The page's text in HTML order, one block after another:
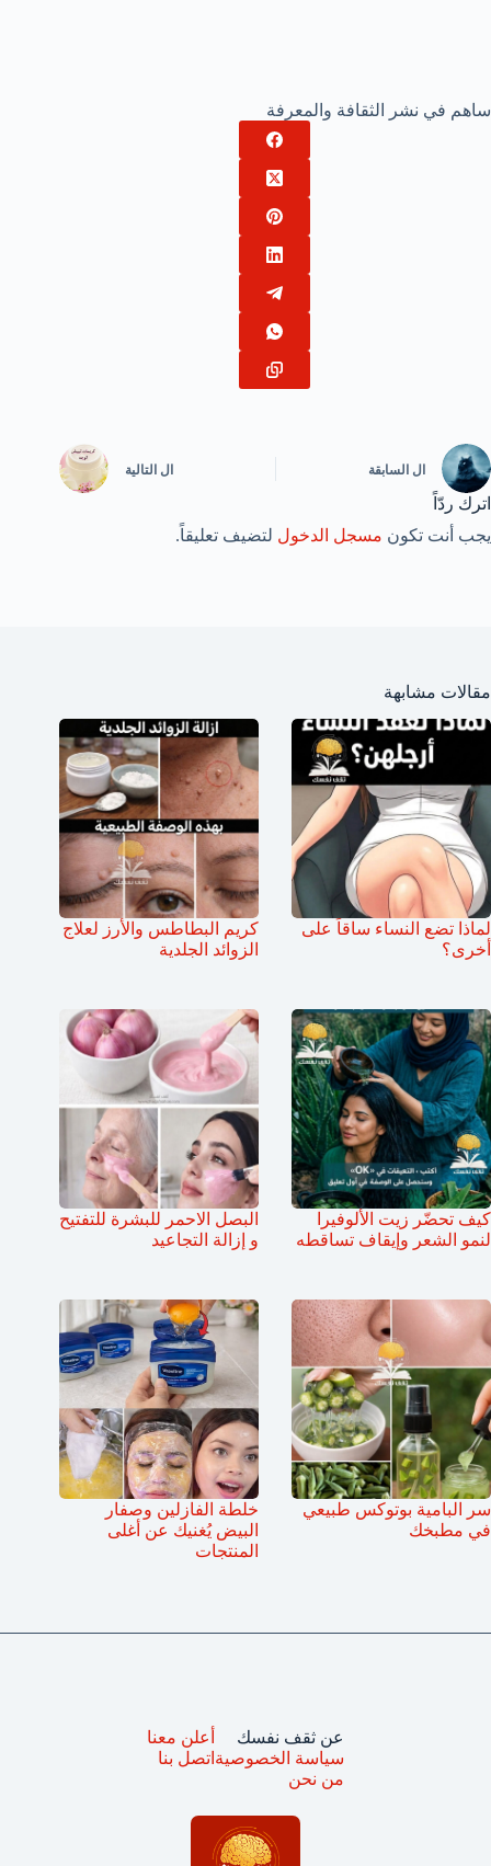
ساهم في نشر الثقافة والمعرفة
ال السابقة ال التالية
اترك ردّاً
يجب أنت تكون مسجل الدخول لتضيف تعليقاً.
مقالات مشابهة
لماذا تضع النساء ساقاً على
أخرى؟
كريم البطاطس والأرز لعلاج
الزوائد الجلدية
كيف تحضّر زيت الألوفيرا
لنمو الشعر وإيقاف تساقطه
البصل الاحمر للبشرة للتفتيح
و إزالة التجاعيد
سر البامية بوتوكس طبيعي
في مطبخك
خلطة الفازلين وصفار
البيض يُغنيك عن أغلى
المنتجات
عن ثقف نفسك
سياسة الخصوصية
من نحن
أعلن معنا
اتصل بنا